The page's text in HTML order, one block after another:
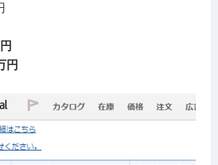
円